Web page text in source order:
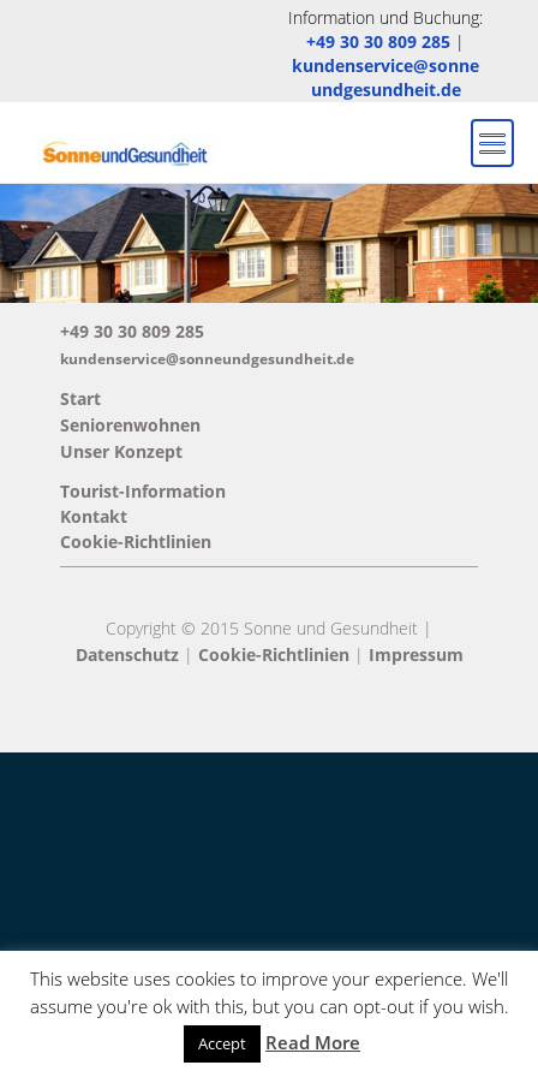
Information und Buchung:
+49 30 30 809 285 |
kundenservice@sonne
undgesundheit.de
+49 30 30 809 285
kundenservice@sonneundgesundheit.de
Start
Seniorenwohnen
Unser Konzept
Tourist-Information
Kontakt
Cookie-Richtlinien
Copyright © 2015 Sonne und Gesundheit |
Datenschutz| Cookie-Richtlinien | Impressum
This website uses cookies to improve your experience. We'll
assume you're ok with this, but you can opt-out if you wish.
Accept Read More